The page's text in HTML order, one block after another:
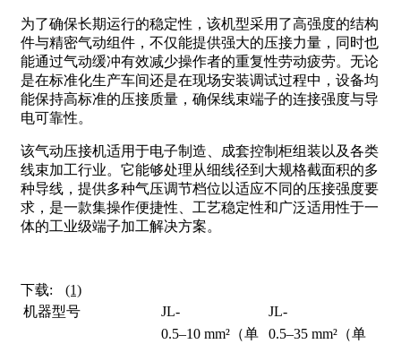
为了确保长期运行的稳定性，该机型采用了高强度的结构
件与精密气动组件，不仅能提供强大的压接力量，同时也
能通过气动缓冲有效减少操作者的重复性劳动疲劳。无论
是在标准化生产车间还是在现场安装调试过程中，设备均
能保持高标准的压接质量，确保线束端子的连接强度与导
电可靠性。
该气动压接机适用于电子制造、成套控制柜组装以及各类
线束加工行业。它能够处理从细线径到大规格截面积的多
种导线，提供多种气压调节档位以适应不同的压接强度要
求，是一款集操作便捷性、工艺稳定性和广泛适用性于一
体的工业级端子加工解决方案。
下载:
(1)
机器型号
JL- JL-
0.5–10 mm²（单
0.5–35 mm²（单